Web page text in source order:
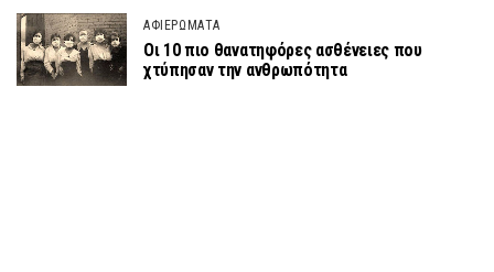
ΑΦΙΕΡΩΜΑΤΑ
Οι 10 πιο θανατηφόρες ασθένειες που
χτύπησαν την ανθρωπότητα